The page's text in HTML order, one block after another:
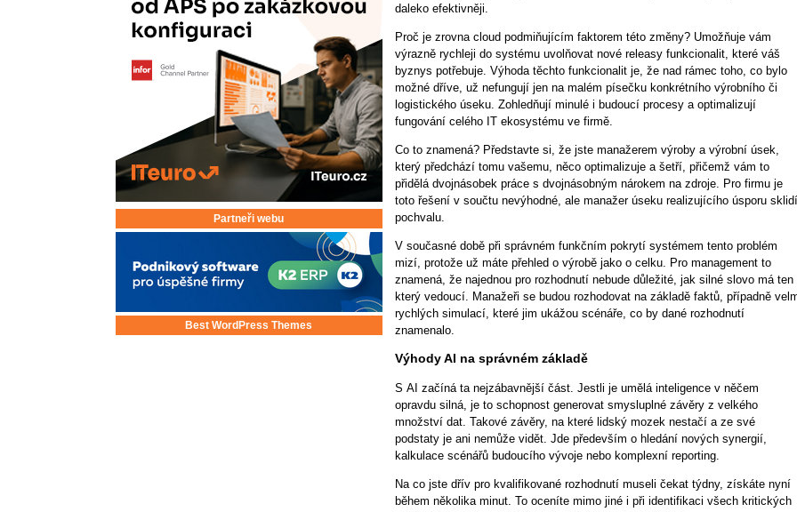
Partneři webu
Best WordPress Themes
daleko efektivněji.
Proč je zrovna cloud podmiňujícím faktorem této změny? Umožňuje vám
výrazně rychleji do systému uvolňovat nové releasy funkcionalit, které váš
byznys potřebuje. Výhoda těchto funkcionalit je, že nad rámec toho, co bylo
možné dříve, už nefungují jen na malém písečku konkrétního výrobního či
logistického úseku. Zohledňují minulé i budoucí procesy a optimalizují
fungování celého IT ekosystému ve firmě.
Co to znamená? Představte si, že jste manažerem výroby a výrobní úsek,
který předchází tomu vašemu, něco optimalizuje a šetří, přičemž vám to
přidělá dvojnásobek práce s dvojnásobným nárokem na zdroje. Pro firmu je
toto řešení v součtu nevýhodné, ale manažer úseku realizujícího úsporu sklidí
pochvalu.
V současné době při správném funkčním pokrytí systémem tento problém
mizí, protože už máte přehled o výrobě jako o celku. Pro management to
znamená, že najednou pro rozhodnutí nebude důležité, jak silné slovo má ten
který vedoucí. Manažeři se budou rozhodovat na základě faktů, případně
rychlých simulací, které jim ukážou scénáře, co by dané rozhodnutí
znamenalo.
Výhody AI na správném základě
S AI začíná ta nejzábavnější část. Jestli je umělá inteligence v něčem
opravdu silná, je to schopnost generovat smysluplné závěry z vel­ké­ho
množství dat. Takové závěry, na které lidský mozek nestačí a ze své
podstaty je ani nemůže vidět. Jde především o hledání nových synergií,
kalkulace scénářů budoucího vývoje nebo komplexní reporting.
Na co jste dřív pro kvalifikované rozhodnutí museli čekat týdny, získáte nyní
během několika minut. To oceníte mimo jiné i při identifikaci všech kritických